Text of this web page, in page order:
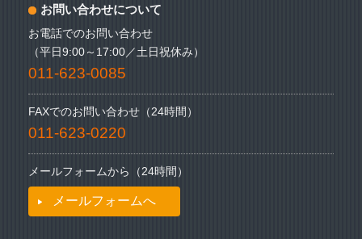
お問い合わせについて
お電話でのお問い合わせ
（平日9:00～17:00／土日祝休み）
011-623-0085
FAXでのお問い合わせ（24時間）
011-623-0220
メールフォームから（24時間）
メールフォームへ